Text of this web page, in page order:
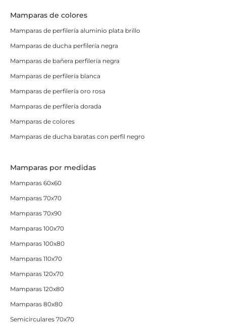
Mamparas de colores
Mamparas de perfilería aluminio plata brillo
Mamparas de ducha perfilería negra
Mamparas de bañera perfilería negra
Mamparas de perfilería blanca
Mamparas de perfilería oro rosa
Mamparas de perfilería dorada
Mamparas de colores
Mamparas de ducha baratas con perfil negro
Mamparas por medidas
Mamparas 60x60
Mamparas 70x70
Mamparas 70x90
Mamparas 100x70
Mamparas 100x80
Mamparas 110x70
Mamparas 120x70
Mamparas 120x80
Mamparas 80x80
Semicirculares 70x70